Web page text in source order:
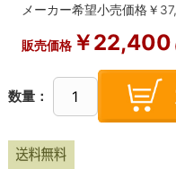
メーカー希望小売価格￥
販売価格￥22,400
数量：